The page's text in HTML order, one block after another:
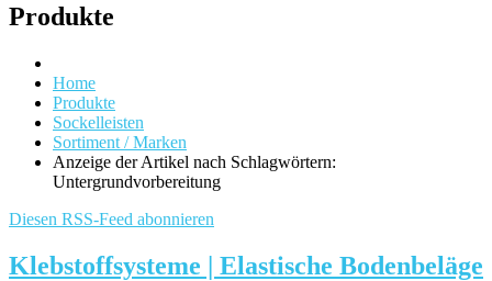
Produkte
Home
Produkte
Sockelleisten
Sortiment / Marken
Anzeige der Artikel nach Schlagwörtern:
Untergrundvorbereitung
Diesen RSS-Feed abonnieren
Klebstoffsysteme | Elastische Bodenbeläge